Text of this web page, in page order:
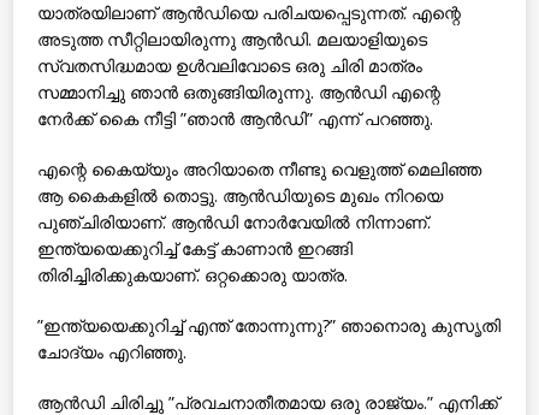
യാത്രയിലാണ് ആന്‍ഡിയെ പരിചയപ്പെടുന്നത്. എന്റെ
അടുത്ത സീറ്റിലായിരുന്നു ആന്‍ഡി. മലയാളിയുടെ
സ്വതസിദ്ധമായ ഉള്‍വലിവോടെ ഒരു ചിരി മാത്രം
സമ്മാനിച്ചു ഞാന്‍ ഒതുങ്ങിയിരുന്നു. ആന്‍ഡി എന്റെ
നേര്‍ക്ക് കൈ നീട്ടി ”ഞാന്‍ ആന്‍ഡി” എന്ന് പറഞ്ഞു.
എന്റെ കൈയ്യും അറിയാതെ നീണ്ടു വെളുത്ത് മെലിഞ്ഞ
ആ കൈകളില്‍ തൊട്ടു. ആന്‍ഡിയുടെ മുഖം നിറയെ
പുഞ്ചിരിയാണ്. ആന്‍ഡി നോര്‍വേയില്‍ നിന്നാണ്.
ഇന്ത്യയെക്കുറിച്ച് കേട്ട് കാണാന്‍ ഇറങ്ങി
തിരിച്ചിരിക്കുകയാണ്. ഒറ്റക്കൊരു യാത്ര.
”ഇന്ത്യയെക്കുറിച്ച് എന്ത് തോന്നുന്നു?” ഞാനൊരു കുസൃതി
ചോദ്യം എറിഞ്ഞു.
ആന്‍ഡി ചിരിച്ചു ”പ്രവചനാതീതമായ ഒരു രാജ്യം.” എനിക്ക്